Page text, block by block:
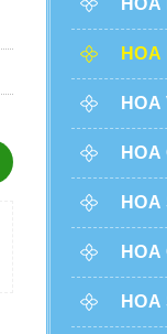
HOA
HOA
HOA
HOA
HOA